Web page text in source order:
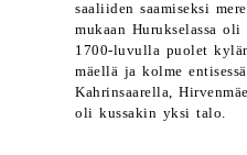
saaliiden saamiseksi
mukaan Hurukselassa
1700-luvulla puolet
mäellä ja kolme
Kahrinsaarella,
oli kussakin yksi talo.